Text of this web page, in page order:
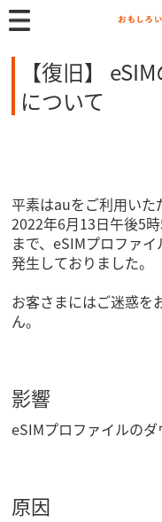
【復旧】
について
平素はauをご利用いた
2022年6月13日午後5
まで、eSIMプロファ
発生しておりました。
お客さまにはご迷惑を
ん。
影響
eSIMプロファイルの
原因